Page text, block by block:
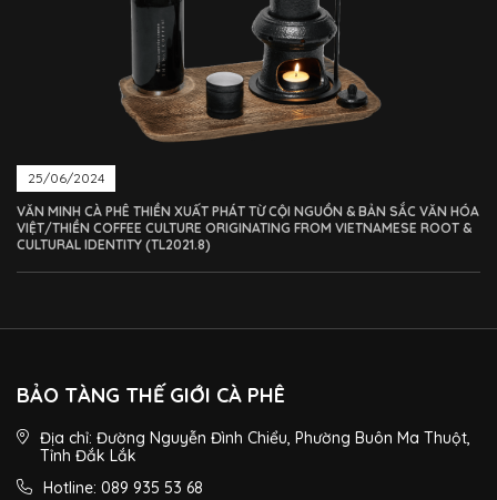
25/06/2024
VĂN MINH CÀ PHÊ THIỀN XUẤT PHÁT TỪ CỘI NGUỒN & BẢN SẮC VĂN HÓA
VIỆT/THIỀN COFFEE CULTURE ORIGINATING FROM VIETNAMESE ROOT &
CULTURAL IDENTITY (TL2021.8)
BẢO TÀNG THẾ GIỚI CÀ PHÊ
Địa chỉ: Đường Nguyễn Đình Chiểu, Phường Buôn Ma Thuột,
Tỉnh Đắk Lắk
Hotline: 089 935 53 68